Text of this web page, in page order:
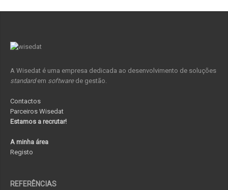
A Wisedat é uma empresa dedicada ao desenvolvimento de soluções
standardem softwarede gestão.
Contactos
Parceiros Wisedat
Estamos a recrutar!
A minha área
Registo
REFERÊNCIAS